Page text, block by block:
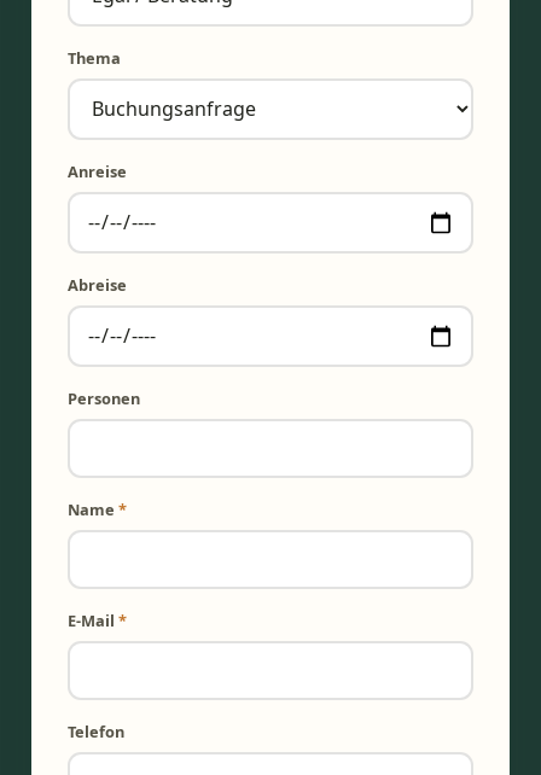
Thema
Anreise
Abreise
Personen
Name *
E-Mail *
Telefon